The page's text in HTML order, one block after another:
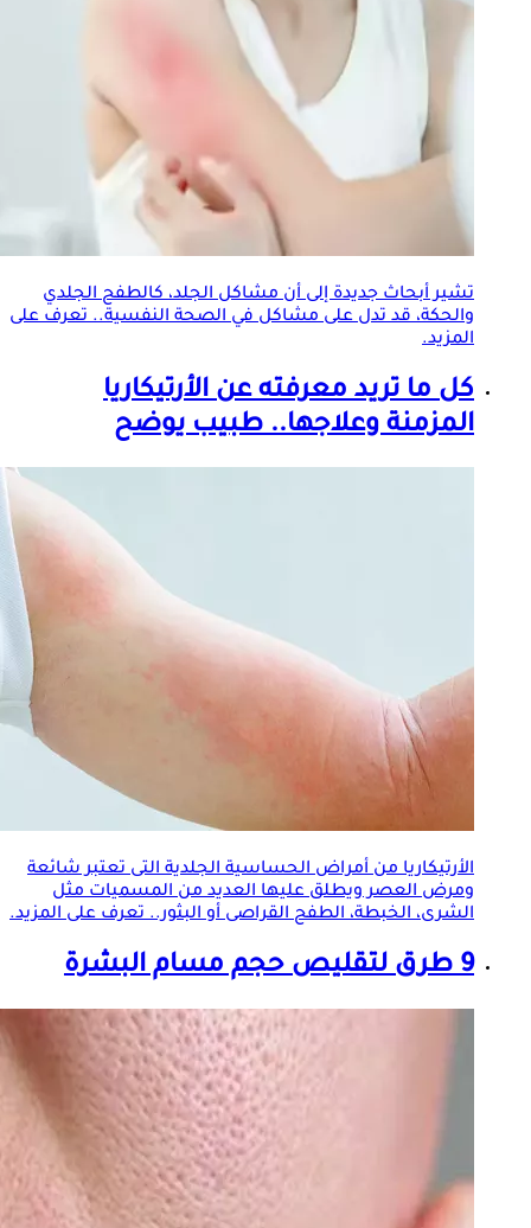
تشير أبحاث جديدة إلى أن مشاكلالجلد، كالطفحالجلدي
والحكة، قد تدل على مشاكل في الصحة النفسية.. تعرف على
المزيد.
كل ما تريد معرفته عن الأرتيكاريا
المزمنة وعلاجها.. طبيب يوضح
الأرتيكاريا من أمراض الحساسيةالجلدية التى تعتبر شائعة
ومرض العصر ويطلق عليها العديد من المسميات مثل
الشرى، الخبطة، الطفح القراصى أو البثور.. تعرف على المزيد.
9 طرق لتقليص حجم مسام البشرة